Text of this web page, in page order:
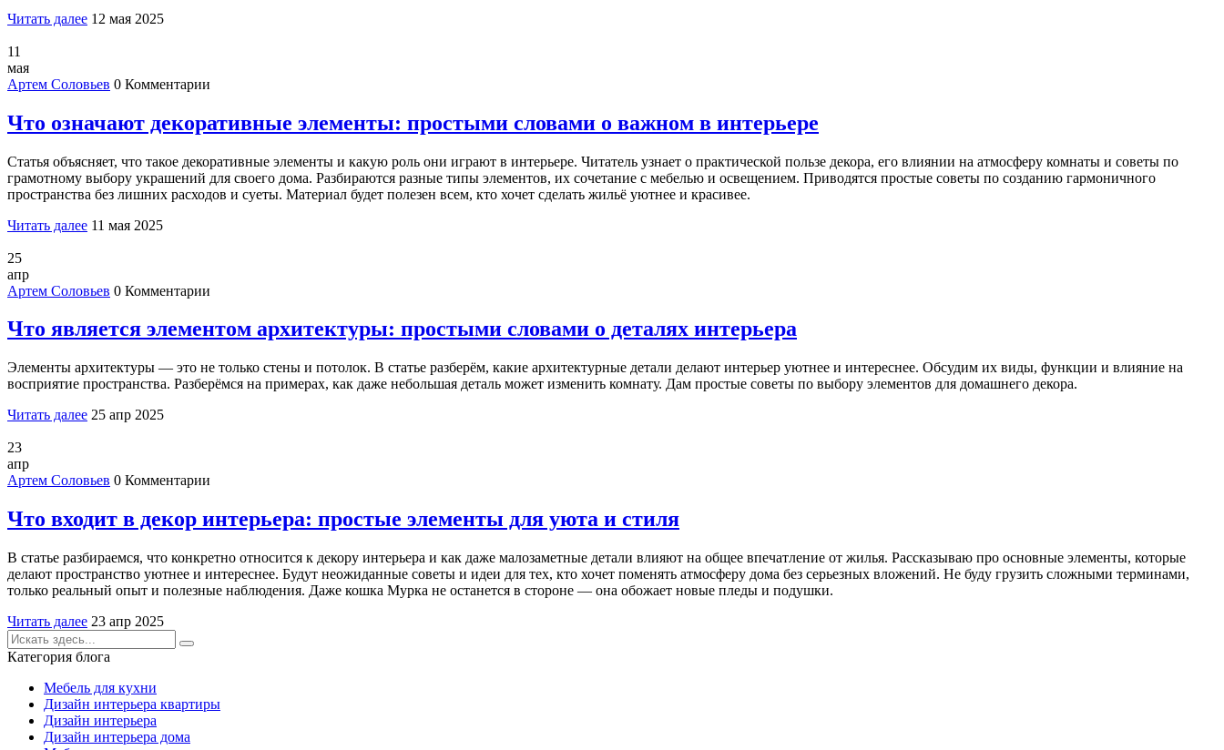
Читать далее 12 мая 2025
11
мая
Артем Соловьев 0 Комментарии
Что означают декоративные элементы: простыми словами о важном в интерьере
Статья объясняет, что такое декоративные элементы и какую роль они играют в интерьере. Читатель узнает о практической пользе декора, его влиянии на атмосферу комнаты и советы по
грамотному выбору украшений для своего дома. Разбираются разные типы элементов, их сочетание с мебелью и освещением. Приводятся простые советы по созданию гармоничного
пространства без лишних расходов и суеты. Материал будет полезен всем, кто хочет сделать жильё уютнее и красивее.
Читать далее 11 мая 2025
25
апр
Артем Соловьев 0 Комментарии
Что является элементом архитектуры: простыми словами о деталях интерьера
Элементы архитектуры — это не только стены и потолок. В статье разберём, какие архитектурные детали делают интерьер уютнее и интереснее. Обсудим их виды, функции и влияние на
восприятие пространства. Разберёмся на примерах, как даже небольшая деталь может изменить комнату. Дам простые советы по выбору элементов для домашнего декора.
Читать далее 25 апр 2025
23
апр
Артем Соловьев 0 Комментарии
Что входит в декор интерьера: простые элементы для уюта и стиля
В статье разбираемся, что конкретно относится к декору интерьера и как даже малозаметные детали влияют на общее впечатление от жилья. Рассказываю про основные элементы, которые
делают пространство уютнее и интереснее. Будут неожиданные советы и идеи для тех, кто хочет поменять атмосферу дома без серьезных вложений. Не буду грузить сложными терминами,
только реальный опыт и полезные наблюдения. Даже кошка Мурка не останется в стороне — она обожает новые пледы и подушки.
Читать далее 23 апр 2025
Категория блога
Мебель для кухни
Дизайн интерьера квартиры
Дизайн интерьера
Дизайн интерьера дома